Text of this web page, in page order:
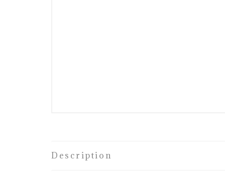
Description